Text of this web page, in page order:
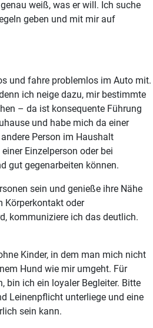
weiß, was er will. Ich suche
geben und mit mir auf
und fahre problemlos im Auto mit.
ich neige dazu, mir bestimmte
– da ist konsequente Führung
und habe mich da einer
Person im Haushalt
Einzelperson oder bei
gut gegenarbeiten können.
sein und genieße ihre Nähe
Körperkontakt oder
kommuniziere ich das deutlich.
Kinder, in dem man mich nicht
Hund wie mir umgeht. Für
bin ich ein loyaler Begleiter. Bitte
Leinenpflicht unterliege und eine
sein kann.